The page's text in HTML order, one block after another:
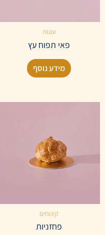
עוגות
פאי תפוח עץ
מידע נוסף
קינוחים
פחזניות